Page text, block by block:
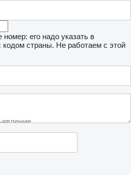
его надо указать в
страны. Не работаем с этой